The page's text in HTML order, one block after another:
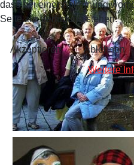
dass bei einer Ablehnung
Seite zur Verfügung stehen.
Akzeptieren Ablehnen
Weitere